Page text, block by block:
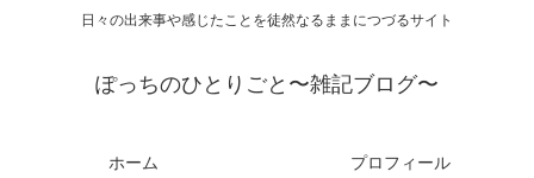
日々の出来事や感じたことを徒然なるままにつづるサイト
ぽっちのひとりごと〜雑記ブログ〜
ホーム プロフィール